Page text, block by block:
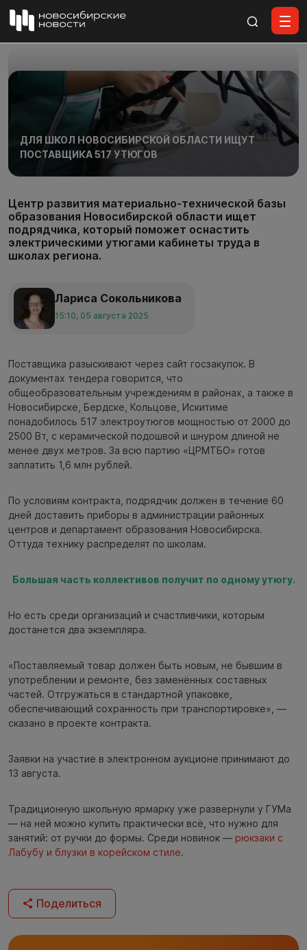
ДЛЯ ШКОЛ НОВОСИБИРСКОЙ ОБЛАСТИ ИЩУТ
ПОСТАВЩИКА 517 УТЮГОВ
Центр развития материально-технической базы
образования Новосибирской области ищет
подрядчика, который поможет оснастить
электрическими утюгами кабинеты труда в
школах региона.
Лариса Сокольникова
15:10, 05 августа 2025
Поставщика разыскивают через сайт госзакупок. В
документах тендера говорится, что
общеобразовательным учреждениям в районах, а также в
Новосибирске, Бердске, Кольцове, Искитиме
понадобилось 517 электроутюгов мощностью от 2000 до
2500 Вт, с керамической подошвой и шнуром длиной не
менее двух метров. За всю партию «ЦРМТБО» готов
заплатить 1,6 млн рублей.
По условиям контракта, подрядчик должен в течение 60
дней доставить приборы в администрации районных
центров и департамент образования Новосибирска.
Оттуда технику распределят по школам.
Большая часть коллективов получит по одному утюгу.
Но есть среди организаций и счастливчики, которым
достанется два экземпляра.
«Поставляемый товар должен быть новым, не бывшим в
употреблении и ремонте, без заменённых составных
частей. Отгружаться в стандартной упаковке,
обеспечивающий сохранность при транспортировке», —
сказано в проекте контракта.
Заявки на участие в электронном аукционе принимают до
13 августа.
Традиционную школьную ярмарку уже развернули у ГУМа
— на ней можно купить практически всё, что нужно для
занятий: от ручки до формы. Среди новинок — рюкзаки с
Лабубу и блузки в корейском стиле.
Поделиться